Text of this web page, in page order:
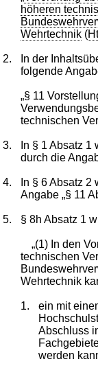
höheren
Wehrtechnik (
2.
In der
folgende
„§ 11
technischen
3.
In § 1 Absatz
durch die
4.
In § 6 Absatz
Angabe „§ 11
5. § 8h Absatz 1
„(1) In den
technischen
Wehrtechnik
1.
ein mit
Abschluss
werden